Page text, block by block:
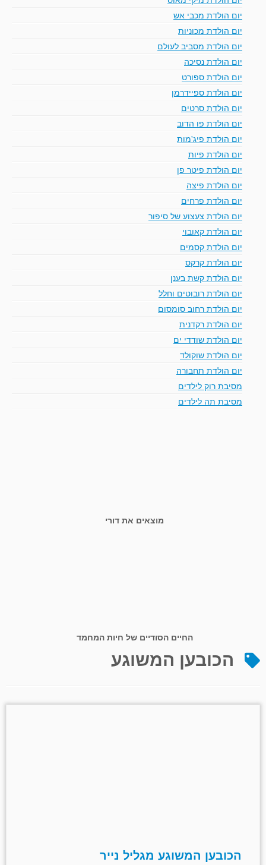
יום הולדת מכבי אש
יום הולדת מכוניות
יום הולדת מסביב לעולם
יום הולדת נסיכה
יום הולדת ספורט
יום הולדת ספיידרמן
יום הולדת סרטים
יום הולדת פו הדוב
יום הולדת פיג'מות
יום הולדת פיות
יום הולדת פיטר פן
יום הולדת פיצה
יום הולדת פרחים
יום הולדת צעצוע של סיפור
יום הולדת קאובוי
יום הולדת קסמים
יום הולדת קרקס
יום הולדת קשת בענן
יום הולדת רובוטים וחלל
יום הולדת רחוב סומסום
יום הולדת רקדנית
יום הולדת שודדי ים
יום הולדת שוקולד
יום הולדת תחבורה
מסיבת רוק לילדים
מסיבת תה לילדים
מוצאים את דורי
החיים הסודיים של חיות המחמד
הכובען המשוגע
הכובען המשוגע מגליל נייר